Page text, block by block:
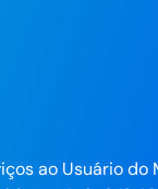
ao Usuário